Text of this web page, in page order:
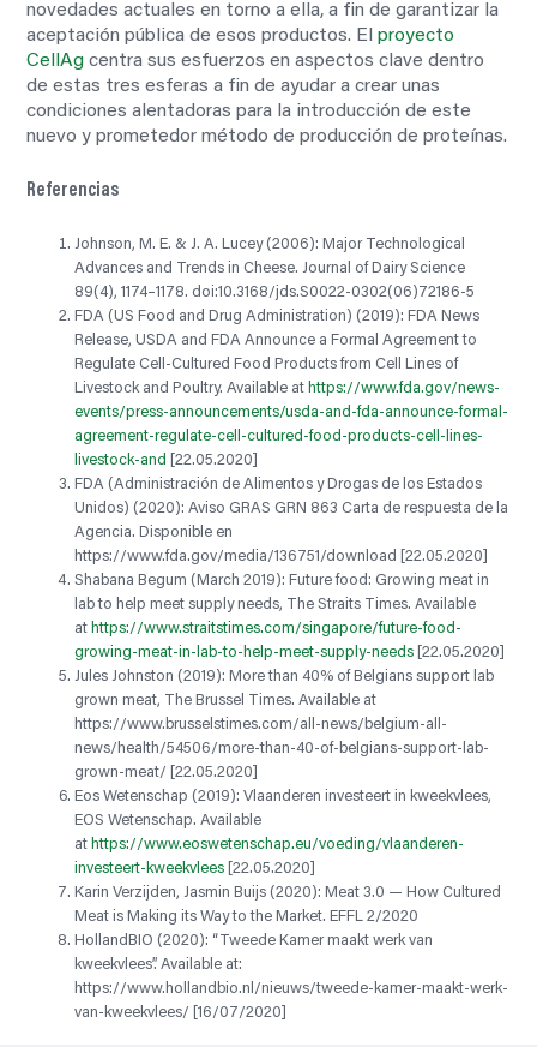
novedades actuales en torno a ella, a fin de garantizar la
aceptación pública de esos productos. Elproyecto
CellAg centra sus esfuerzos en aspectos clave dentro
de estas tres esferas a fin de ayudar a crear unas
condiciones alentadoras para la introducción de este
nuevo y prometedor método de producción de proteínas.
Referencias
Johnson, M. E. & J. A. Lucey (2006): Major Technological
Advances and Trends in Cheese. Journal of Dairy Science
89(4), 1174–1178. doi:10.3168/jds.S0022-0302(06)72186-5
FDA (US Food and Drug Administration) (2019): FDA News
Release, USDA and FDA Announce a Formal Agreement to
Regulate Cell-Cultured Food Products from Cell Lines of
Livestock and Poultry. Available at https://www.fda.gov/news-
events/press-announcements/usda-and-fda-announce-formal-
agreement-regulate-cell-cultured-food-products-cell-lines-
livestock-and
[22.05.2020]
FDA (Administración de Alimentos y Drogas de los Estados
Unidos) (2020): Aviso GRAS GRN 863 Carta de respuesta de la
Agencia. Disponible en
https://www.fda.gov/media/136751/download [22.05.2020]
Shabana Begum (March 2019): Future food: Growing meat in
lab to help meet supply needs, The Straits Times. Available
at https://www.straitstimes.com/singapore/future-food-
growing-meat-in-lab-to-help-meet-supply-needs [22.05.2020]
Jules Johnston (2019): More than 40% of Belgians support lab
grown meat, The Brussel Times. Available at
https://www.brusselstimes.com/all-news/belgium-all-
news/health/54506/more-than-40-of-belgians-support-lab-
grown-meat/ [22.05.2020]
Eos Wetenschap (2019): Vlaanderen investeert in kweekvlees,
EOS Wetenschap. Available
at https://www.eoswetenschap.eu/voeding/vlaanderen-
investeert-kweekvlees [22.05.2020]
Karin Verzijden, Jasmin Buijs (2020): Meat 3.0 — How Cultured
Meat is Making its Way to the Market. EFFL 2/2020
HollandBIO (2020): “Tweede Kamer maakt werk van
kweekvlees”. Available at:
https://www.hollandbio.nl/nieuws/tweede-kamer-maakt-werk-
van-kweekvlees/ [16/07/2020]